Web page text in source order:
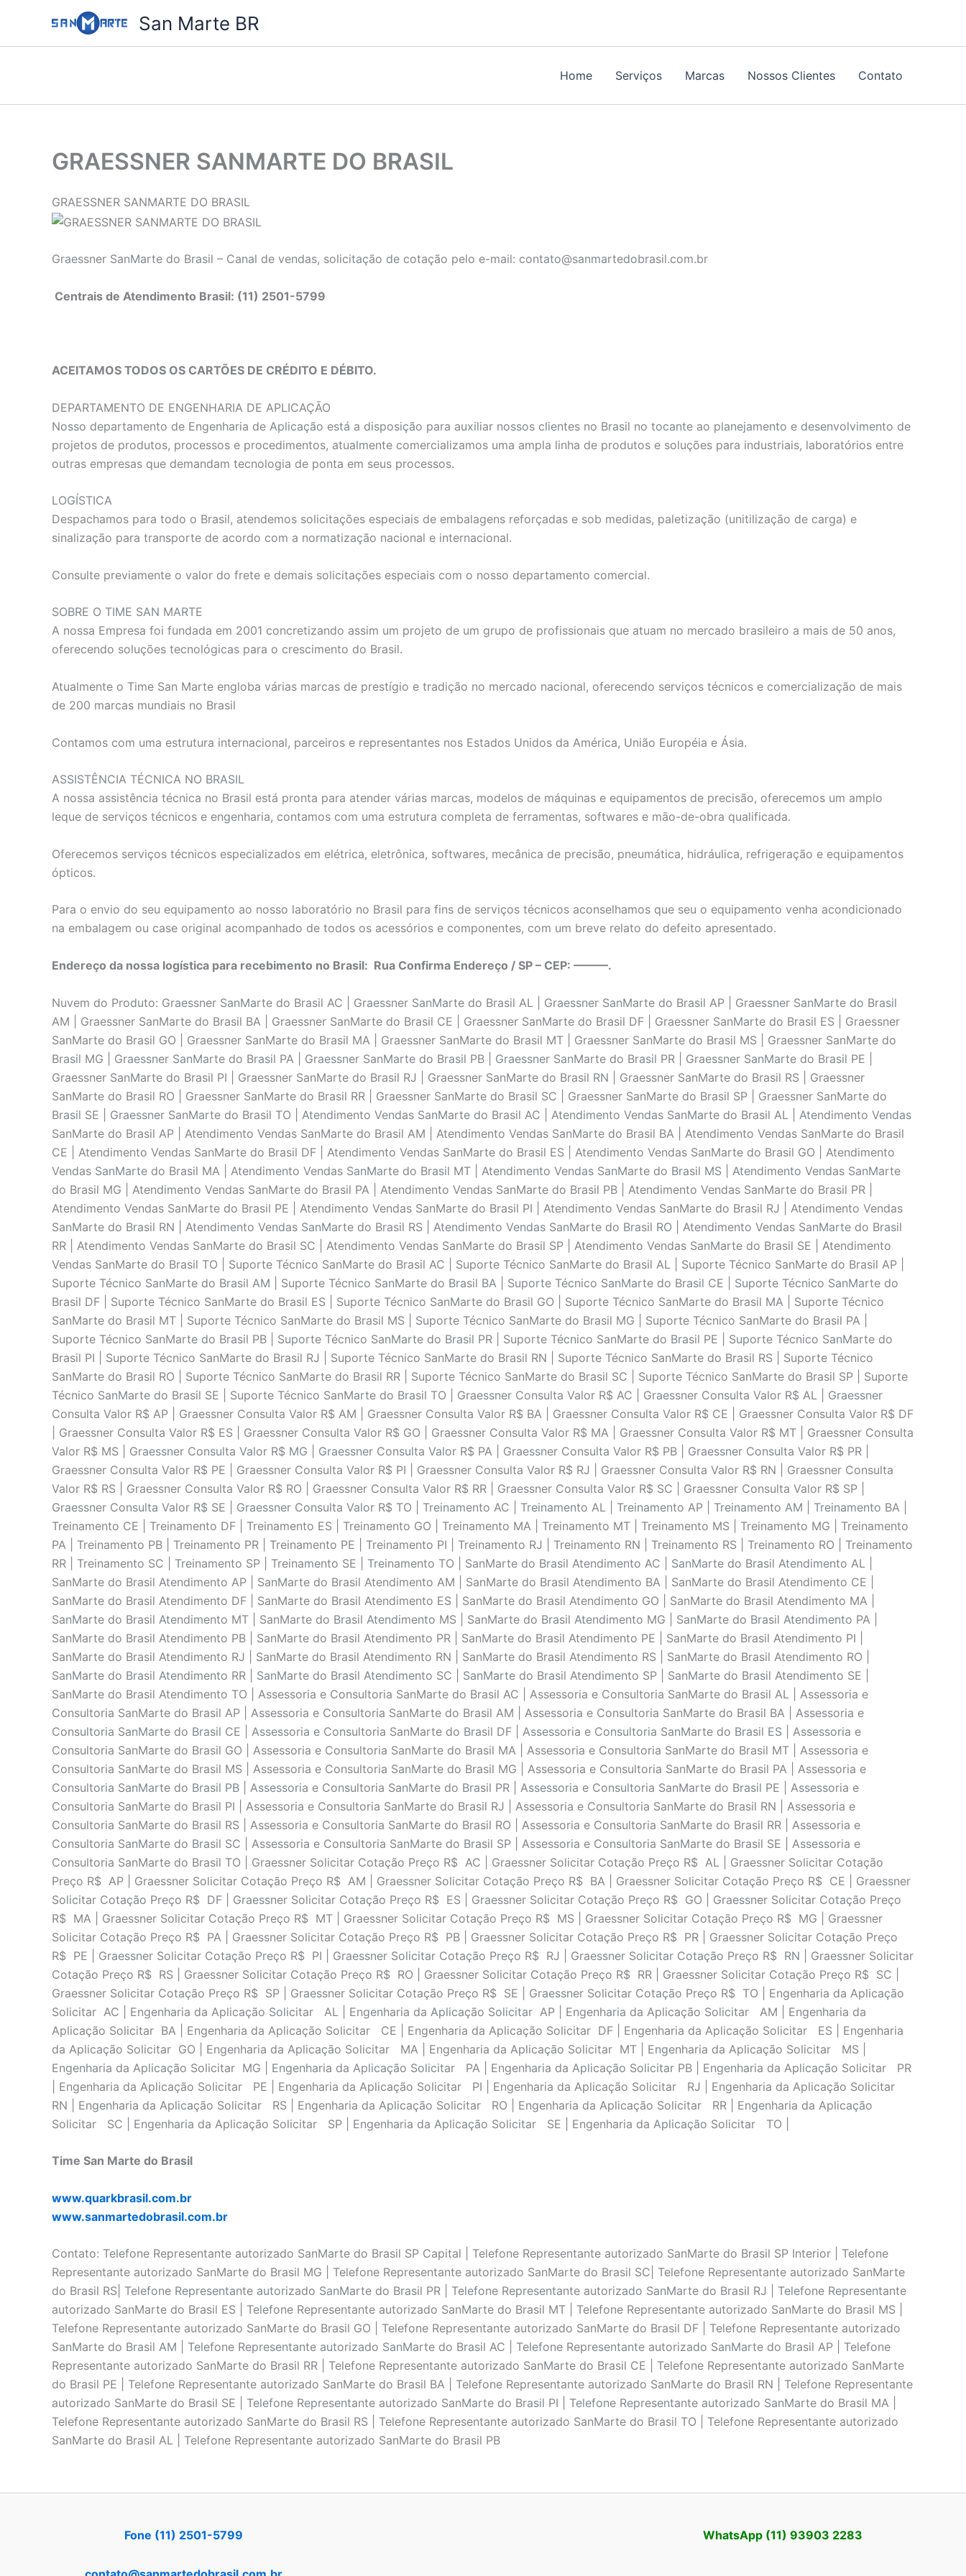
o
San Marte BR
Home Serviços Marcas Nossos Clientes Contato
GRAESSNER SANMARTE DO BRASIL
GRAESSNER SANMARTE DO BRASIL
Graessner SanMarte do Brasil – Canal de vendas, solicitação de cotação pelo e-mail: contato@sanmartedobrasil.com.br
Centrais de Atendimento Brasil: (11) 2501-5799
ACEITAMOS TODOS OS CARTÕES DE CRÉDITO E DÉBITO.
DEPARTAMENTO DE ENGENHARIA DE APLICAÇĀO
Nosso departamento de Engenharia de Aplicação está a disposição para auxiliar nossos clientes no Brasil no tocante ao planejamento e desenvolvimento de
projetos de produtos, processos e procedimentos, atualmente comercializamos uma ampla linha de produtos e soluções para industriais, laboratórios entre
outras empresas que demandam tecnologia de ponta em seus processos.
LOGÍSTICA
Despachamos para todo o Brasil, atendemos solicitações especiais de embalagens reforçadas e sob medidas, paletizaçāo (unitilizaçāo de carga) e
sinalização para transporte de acordo com a normatização nacional e internacional.
Consulte previamente o valor do frete e demais solicitações especiais com o nosso departamento comercial.
SOBRE O TIME SAN MARTE
A nossa Empresa foi fundada em 2001 concretizando assim um projeto de um grupo de profissionais que atuam no mercado brasileiro a mais de 50 anos,
oferecendo soluções tecnológicas para o crescimento do Brasil.
Atualmente o Time San Marte engloba várias marcas de prestígio e tradição no mercado nacional, oferecendo serviços técnicos e comercialização de mais
de 200 marcas mundiais no Brasil
Contamos com uma estrutura internacional, parceiros e representantes nos Estados Unidos da América, União Européia e Ásia.
ASSISTÊNCIA TÉCNICA NO BRASIL
A nossa assistência técnica no Brasil está pronta para atender várias marcas, modelos de máquinas e equipamentos de precisão, oferecemos um amplo
leque de serviços técnicos e engenharia, contamos com uma estrutura completa de ferramentas, softwares e māo-de-obra qualificada.
Oferecemos serviços técnicos especializados em elétrica, eletrônica, softwares, mecânica de precisão, pneumática, hidráulica, refrigeração e equipamentos
ópticos.
Para o envio do seu equipamento ao nosso laboratório no Brasil para fins de serviços técnicos aconselhamos que seu o equipamento venha acondicionado
na embalagem ou case original acompanhado de todos os acessórios e componentes, com um breve relato do defeito apresentado.
Endereço da nossa logística para recebimento no Brasil: Rua Confirma Endereço / SP – CEP: ———.
Nuvem do Produto: Graessner SanMarte do Brasil AC | Graessner SanMarte do Brasil AL | Graessner SanMarte do Brasil AP | Graessner SanMarte do Brasil
AM | Graessner SanMarte do Brasil BA | Graessner SanMarte do Brasil CE | Graessner SanMarte do Brasil DF | Graessner SanMarte do Brasil ES | Graessner
SanMarte do Brasil GO | Graessner SanMarte do Brasil MA | Graessner SanMarte do Brasil MT | Graessner SanMarte do Brasil MS | Graessner SanMarte do
Brasil MG | Graessner SanMarte do Brasil PA | Graessner SanMarte do Brasil PB | Graessner SanMarte do Brasil PR | Graessner SanMarte do Brasil PE |
Graessner SanMarte do Brasil PI | Graessner SanMarte do Brasil RJ | Graessner SanMarte do Brasil RN | Graessner SanMarte do Brasil RS | Graessner
SanMarte do Brasil RO | Graessner SanMarte do Brasil RR | Graessner SanMarte do Brasil SC | Graessner SanMarte do Brasil SP | Graessner SanMarte do
Brasil SE | Graessner SanMarte do Brasil TO | Atendimento Vendas SanMarte do Brasil AC | Atendimento Vendas SanMarte do Brasil AL | Atendimento Vendas
SanMarte do Brasil AP | Atendimento Vendas SanMarte do Brasil AM | Atendimento Vendas SanMarte do Brasil BA | Atendimento Vendas SanMarte do Brasil
CE | Atendimento Vendas SanMarte do Brasil DF | Atendimento Vendas SanMarte do Brasil ES | Atendimento Vendas SanMarte do Brasil GO | Atendimento
Vendas SanMarte do Brasil MA | Atendimento Vendas SanMarte do Brasil MT | Atendimento Vendas SanMarte do Brasil MS | Atendimento Vendas SanMarte
do Brasil MG | Atendimento Vendas SanMarte do Brasil PA | Atendimento Vendas SanMarte do Brasil PB | Atendimento Vendas SanMarte do Brasil PR |
Atendimento Vendas SanMarte do Brasil PE | Atendimento Vendas SanMarte do Brasil PI | Atendimento Vendas SanMarte do Brasil RJ | Atendimento Vendas
SanMarte do Brasil RN | Atendimento Vendas SanMarte do Brasil RS | Atendimento Vendas SanMarte do Brasil RO | Atendimento Vendas SanMarte do Brasil
RR | Atendimento Vendas SanMarte do Brasil SC | Atendimento Vendas SanMarte do Brasil SP | Atendimento Vendas SanMarte do Brasil SE | Atendimento
Vendas SanMarte do Brasil TO | Suporte Técnico SanMarte do Brasil AC | Suporte Técnico SanMarte do Brasil AL | Suporte Técnico SanMarte do Brasil AP |
Suporte Técnico SanMarte do Brasil AM | Suporte Técnico SanMarte do Brasil BA | Suporte Técnico SanMarte do Brasil CE | Suporte Técnico SanMarte do
Brasil DF | Suporte Técnico SanMarte do Brasil ES | Suporte Técnico SanMarte do Brasil GO | Suporte Técnico SanMarte do Brasil MA | Suporte Técnico
SanMarte do Brasil MT | Suporte Técnico SanMarte do Brasil MS | Suporte Técnico SanMarte do Brasil MG | Suporte Técnico SanMarte do Brasil PA |
Suporte Técnico SanMarte do Brasil PB | Suporte Técnico SanMarte do Brasil PR | Suporte Técnico SanMarte do Brasil PE | Suporte Técnico SanMarte do
Brasil PI | Suporte Técnico SanMarte do Brasil RJ | Suporte Técnico SanMarte do Brasil RN | Suporte Técnico SanMarte do Brasil RS | Suporte Técnico
SanMarte do Brasil RO | Suporte Técnico SanMarte do Brasil RR | Suporte Técnico SanMarte do Brasil SC | Suporte Técnico SanMarte do Brasil SP | Suporte
Técnico SanMarte do Brasil SE | Suporte Técnico SanMarte do Brasil TO | Graessner Consulta Valor R$ AC | Graessner Consulta Valor R$ AL | Graessner
Consulta Valor R$ AP | Graessner Consulta Valor R$ AM | Graessner Consulta Valor R$ BA | Graessner Consulta Valor R$ CE | Graessner Consulta Valor R$ DF
| Graessner Consulta Valor R$ ES | Graessner Consulta Valor R$ GO | Graessner Consulta Valor R$ MA | Graessner Consulta Valor R$ MT | Graessner Consulta
Valor R$ MS | Graessner Consulta Valor R$ MG | Graessner Consulta Valor R$ PA | Graessner Consulta Valor R$ PB | Graessner Consulta Valor R$ PR |
Graessner Consulta Valor R$ PE | Graessner Consulta Valor R$ PI | Graessner Consulta Valor R$ RJ | Graessner Consulta Valor R$ RN | Graessner Consulta
Valor R$ RS | Graessner Consulta Valor R$ RO | Graessner Consulta Valor R$ RR | Graessner Consulta Valor R$ SC | Graessner Consulta Valor R$ SP |
Graessner Consulta Valor R$ SE | Graessner Consulta Valor R$ TO | Treinamento AC | Treinamento AL | Treinamento AP | Treinamento AM | Treinamento BA |
Treinamento CE | Treinamento DF | Treinamento ES | Treinamento GO | Treinamento MA | Treinamento MT | Treinamento MS | Treinamento MG | Treinamento
PA | Treinamento PB | Treinamento PR | Treinamento PE | Treinamento PI | Treinamento RJ | Treinamento RN | Treinamento RS | Treinamento RO | Treinamento
RR | Treinamento SC | Treinamento SP | Treinamento SE | Treinamento TO | SanMarte do Brasil Atendimento AC | SanMarte do Brasil Atendimento AL |
SanMarte do Brasil Atendimento AP | SanMarte do Brasil Atendimento AM | SanMarte do Brasil Atendimento BA | SanMarte do Brasil Atendimento CE |
SanMarte do Brasil Atendimento DF | SanMarte do Brasil Atendimento ES | SanMarte do Brasil Atendimento GO | SanMarte do Brasil Atendimento MA |
SanMarte do Brasil Atendimento MT | SanMarte do Brasil Atendimento MS | SanMarte do Brasil Atendimento MG | SanMarte do Brasil Atendimento PA |
SanMarte do Brasil Atendimento PB | SanMarte do Brasil Atendimento PR | SanMarte do Brasil Atendimento PE | SanMarte do Brasil Atendimento PI |
SanMarte do Brasil Atendimento RJ | SanMarte do Brasil Atendimento RN | SanMarte do Brasil Atendimento RS | SanMarte do Brasil Atendimento RO |
SanMarte do Brasil Atendimento RR | SanMarte do Brasil Atendimento SC | SanMarte do Brasil Atendimento SP | SanMarte do Brasil Atendimento SE |
SanMarte do Brasil Atendimento TO | Assessoria e Consultoria SanMarte do Brasil AC | Assessoria e Consultoria SanMarte do Brasil AL | Assessoria e
Consultoria SanMarte do Brasil AP | Assessoria e Consultoria SanMarte do Brasil AM | Assessoria e Consultoria SanMarte do Brasil BA | Assessoria e
Consultoria SanMarte do Brasil CE | Assessoria e Consultoria SanMarte do Brasil DF | Assessoria e Consultoria SanMarte do Brasil ES | Assessoria e
Consultoria SanMarte do Brasil GO | Assessoria e Consultoria SanMarte do Brasil MA | Assessoria e Consultoria SanMarte do Brasil MT | Assessoria e
Consultoria SanMarte do Brasil MS | Assessoria e Consultoria SanMarte do Brasil MG | Assessoria e Consultoria SanMarte do Brasil PA | Assessoria e
Consultoria SanMarte do Brasil PB | Assessoria e Consultoria SanMarte do Brasil PR | Assessoria e Consultoria SanMarte do Brasil PE | Assessoria e
Consultoria SanMarte do Brasil PI | Assessoria e Consultoria SanMarte do Brasil RJ | Assessoria e Consultoria SanMarte do Brasil RN | Assessoria e
Consultoria SanMarte do Brasil RS | Assessoria e Consultoria SanMarte do Brasil RO | Assessoria e Consultoria SanMarte do Brasil RR | Assessoria e
Consultoria SanMarte do Brasil SC | Assessoria e Consultoria SanMarte do Brasil SP | Assessoria e Consultoria SanMarte do Brasil SE | Assessoria e
Consultoria SanMarte do Brasil TO | Graessner Solicitar Cotação Preço R$ AC | Graessner Solicitar Cotação Preço R$ AL | Graessner Solicitar Cotação
Preço R$ AP | Graessner Solicitar Cotação Preço R$ AM | Graessner Solicitar Cotação Preço R$ BA | Graessner Solicitar Cotação Preço R$ CE | Graessner
Solicitar Cotação Preço R$ DF | Graessner Solicitar Cotação Preço R$ ES | Graessner Solicitar Cotação Preço R$ GO | Graessner Solicitar Cotação Preço
R$ MA | Graessner Solicitar Cotação Preço R$ MT | Graessner Solicitar Cotação Preço R$ MS | Graessner Solicitar Cotação Preço R$ MG | Graessner
Solicitar Cotação Preço R$ PA | Graessner Solicitar Cotação Preço R$ PB | Graessner Solicitar Cotação Preço R$ PR | Graessner Solicitar Cotação Preço
R$ PE | Graessner Solicitar Cotação Preço R$ PI | Graessner Solicitar Cotação Preço R$ RJ | Graessner Solicitar Cotação Preço R$ RN | Graessner Solicitar
Cotação Preço R$ RS | Graessner Solicitar Cotação Preço R$ RO | Graessner Solicitar Cotação Preço R$ RR | Graessner Solicitar Cotação Preço R$ SC |
Graessner Solicitar Cotação Preço R$ SP | Graessner Solicitar Cotação Preço R$ SE | Graessner Solicitar Cotação Preço R$ TO | Engenharia da Aplicação
Solicitar AC | Engenharia da Aplicação Solicitar AL | Engenharia da Aplicação Solicitar AP | Engenharia da Aplicação Solicitar AM | Engenharia da
Aplicação Solicitar BA | Engenharia da Aplicação Solicitar CE | Engenharia da Aplicação Solicitar DF | Engenharia da Aplicação Solicitar ES | Engenharia
da Aplicação Solicitar GO | Engenharia da Aplicação Solicitar MA | Engenharia da Aplicação Solicitar MT | Engenharia da Aplicação Solicitar MS |
Engenharia da Aplicação Solicitar MG | Engenharia da Aplicação Solicitar PA | Engenharia da Aplicação Solicitar PB | Engenharia da Aplicação Solicitar PR
| Engenharia da Aplicação Solicitar PE | Engenharia da Aplicação Solicitar PI | Engenharia da Aplicação Solicitar RJ | Engenharia da Aplicação Solicitar
RN | Engenharia da Aplicação Solicitar RS | Engenharia da Aplicação Solicitar RO | Engenharia da Aplicação Solicitar RR | Engenharia da Aplicação
Solicitar SC | Engenharia da Aplicação Solicitar SP | Engenharia da Aplicação Solicitar SE | Engenharia da Aplicação Solicitar TO |
Time San Marte do Brasil
www.quarkbrasil.com.br
www.sanmartedobrasil.com.br
Contato: Telefone Representante autorizado SanMarte do Brasil SP Capital | Telefone Representante autorizado SanMarte do Brasil SP Interior | Telefone
Representante autorizado SanMarte do Brasil MG | Telefone Representante autorizado SanMarte do Brasil SC| Telefone Representante autorizado SanMarte
do Brasil RS| Telefone Representante autorizado SanMarte do Brasil PR | Telefone Representante autorizado SanMarte do Brasil RJ | Telefone Representante
autorizado SanMarte do Brasil ES | Telefone Representante autorizado SanMarte do Brasil MT | Telefone Representante autorizado SanMarte do Brasil MS |
Telefone Representante autorizado SanMarte do Brasil GO | Telefone Representante autorizado SanMarte do Brasil DF | Telefone Representante autorizado
SanMarte do Brasil AM | Telefone Representante autorizado SanMarte do Brasil AC | Telefone Representante autorizado SanMarte do Brasil AP | Telefone
Representante autorizado SanMarte do Brasil RR | Telefone Representante autorizado SanMarte do Brasil CE | Telefone Representante autorizado SanMarte
do Brasil PE | Telefone Representante autorizado SanMarte do Brasil BA | Telefone Representante autorizado SanMarte do Brasil RN | Telefone Representante
autorizado SanMarte do Brasil SE | Telefone Representante autorizado SanMarte do Brasil PI | Telefone Representante autorizado SanMarte do Brasil MA |
Telefone Representante autorizado SanMarte do Brasil RS | Telefone Representante autorizado SanMarte do Brasil TO | Telefone Representante autorizado
SanMarte do Brasil AL | Telefone Representante autorizado SanMarte do Brasil PB
Fone (11) 2501-5799 WhatsApp (11) 93903 2283